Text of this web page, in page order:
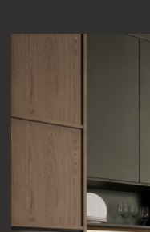
представить без грамотного
проектах дизайн студии
Современный дизайн студии
светлые оттенки и
дизайн студии интерьера в
ощущение простора даже в
Также дизайн студии Москва
зеркальные поверхности и
ОБРАТИТЬСЯ